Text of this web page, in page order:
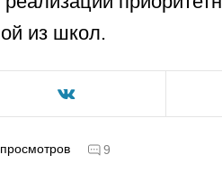
из школ.
просмотров 9